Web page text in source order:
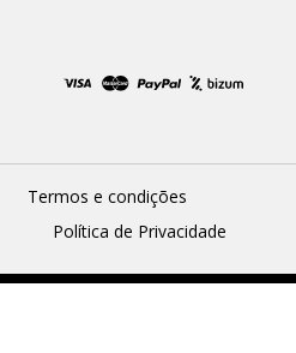
Termos e condições
Política de Privacidade